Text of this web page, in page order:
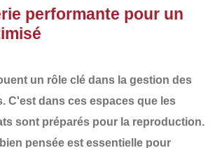
performante pour un
un rôle clé dans la gestion des
C'est dans ces espaces que les
sont préparés pour la reproduction.
pensée est essentielle pour